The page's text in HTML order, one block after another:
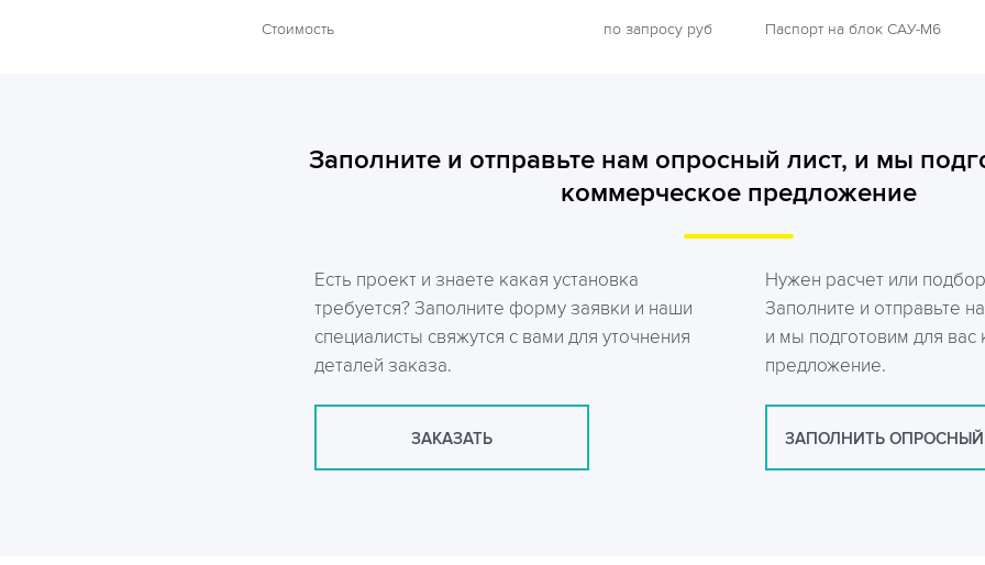
Стоимость по запросу руб Паспорт на блок САУ-М6
Заполните и отправьте нам опросный лист, и мы
коммерческое предложение
Есть проект и знаете какая установка
требуется? Заполните форму заявки и наши
специалисты свяжутся с вами для уточнения
деталей заказа.
ЗАКАЗАТЬ
Нужен расчет или
Заполните и отправьте
и мы подготовим для
предложение.
ЗАПОЛНИТЬ